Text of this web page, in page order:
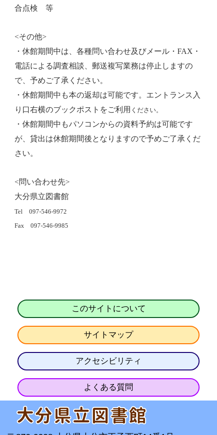
合点検 等
<その他>
・休館期間中は、各種問い合わせ及びメール・ FAX ・
電話による調査相談、郵送複写業務は停止しますの
で、予めご了承ください。
・休館期間中も本の返却は可能です。エントランス入
り口右横のブックポストをご利用 ください。
・休館期間中もパソコンからの資料予約は可能です
が、貸出は休館期間後となりますので予めご了承くだ
さい。
<問い合わせ先>
大分県立図書館
Tel 097-546-9972
Fax 097-546-9985
このサイトについて
サイトマップ
アクセシビリティ
よくある質問